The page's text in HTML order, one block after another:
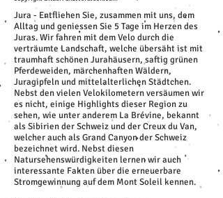
Jura - Entfliehen Sie, zusammen mit uns, dem
Alltag und geniessen Sie 5 Tage im Herzen des
Juras. Wir fahren mit dem Velo durch die
verträumte Landschaft, welche übersäht ist mit
traumhaft schönen Jurahäusern, saftig grünen
Pferdeweiden, märchenhaften Wäldern,
Juragipfeln und mittelalterlichen Städtchen.
Nebst den vielen Velokilometern versäumen wir
es nicht, einige Highlights dieser Region zu
sehen, wie unter anderem La Brévine, bekannt
als Sibirien der Schweiz und der Creux du Van,
welcher auch als Grand Canyon der Schweiz
bezeichnet wird. Nebst diesen
Natursehenswürdigkeiten lernen wir auch
interessante Fakten über die erneuerbare
Stromgewinnung auf dem Mont Soleil kennen.